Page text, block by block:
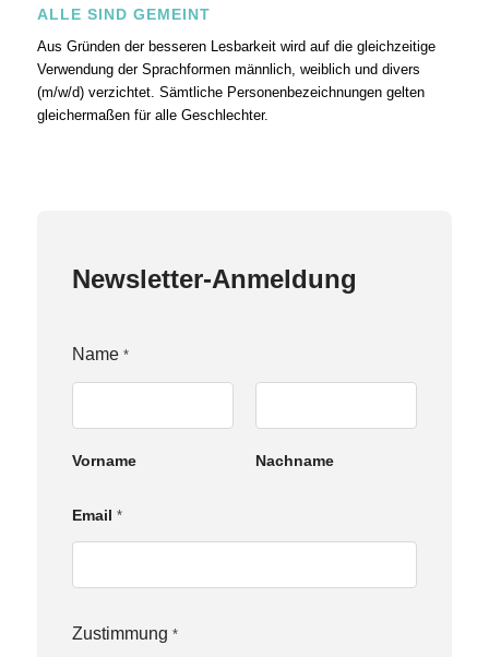
ALLE SIND GEMEINT
Aus Gründen der besseren Lesbarkeit wird auf die gleichzeitige
Verwendung der Sprachformen männlich, weiblich und divers
(m/w/d) verzichtet. Sämtliche Personenbezeichnungen gelten
gleichermaßen für alle Geschlechter.
Newsletter-Anmeldung
Z
i
m
m
n
a
l
Name *
Vorname Nachname
Email *
Zustimmung *